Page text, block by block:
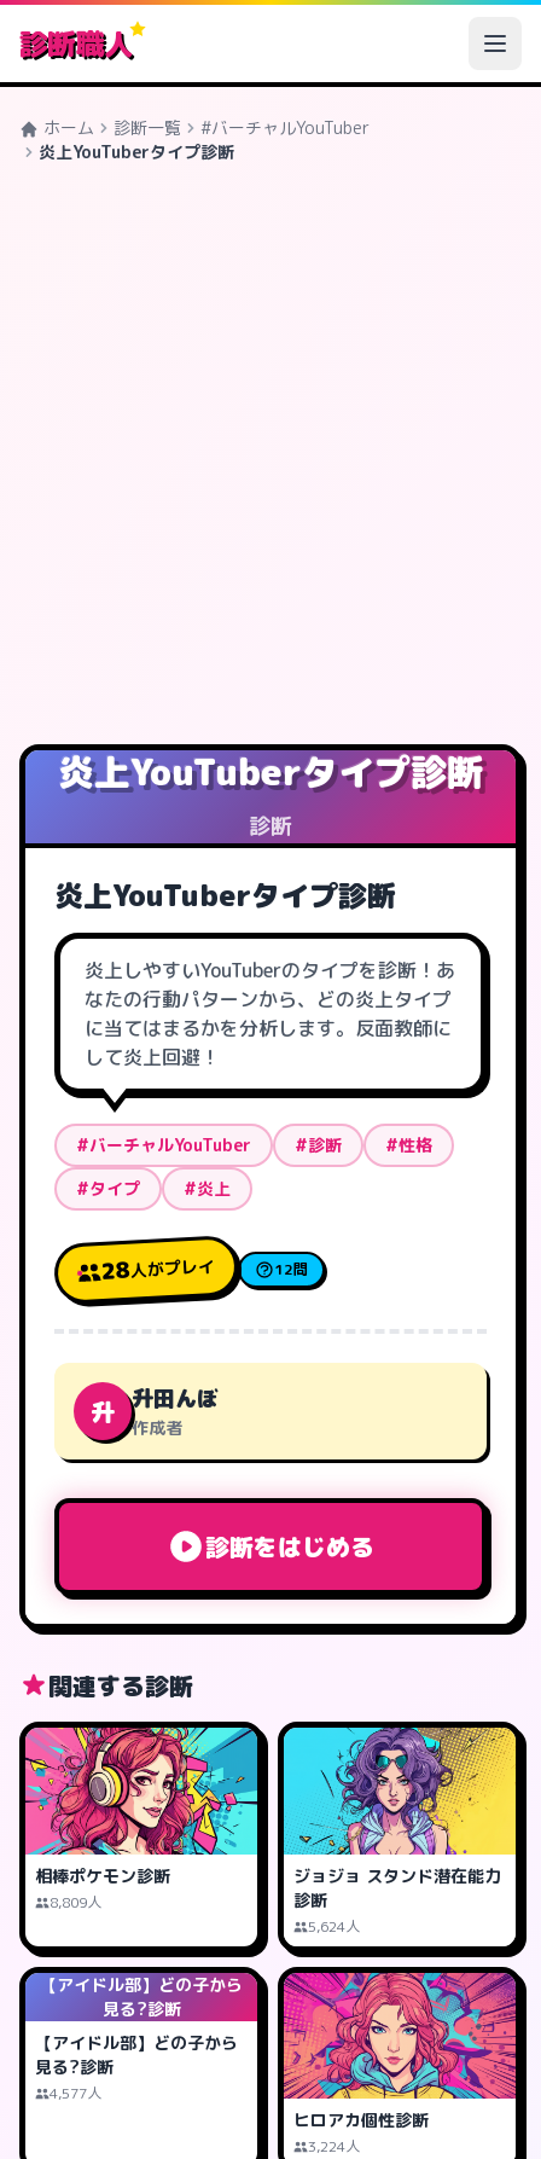
診断職人
ホーム 診断一覧
#バーチャルYouTuber
炎上YouTuberタイプ診断
炎上YouTuberタイプ診断
診断
炎上YouTuberタイプ診断
炎上しやすいYouTuberのタイプを診断！あ
なたの行動パターンから、どの炎上タイプ
に当てはまるかを分析します。反面教師に
して炎上回避！
#バーチャルYouTuber #診断
#性格
#タイプ
#炎上
28人がプレイ 12問
升 升田んぼ
作成者
診断をはじめる
関連する診断
相棒ポケモン診断
8,809人
ジョジョ スタンド潜在能力
診断
5,624人
【アイドル部】どの子から
見る?診断
【アイドル部】どの子から
見る?診断
4,577人
ヒロアカ個性診断
3,224人